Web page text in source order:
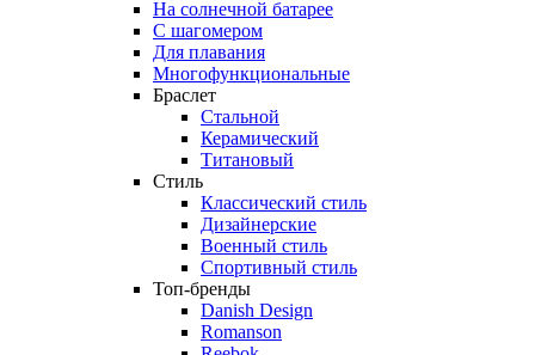
На солнечной батарее
С шагомером
Для плавания
Многофункциональные
Браслет
Стальной
Керамический
Титановый
Стиль
Классический стиль
Дизайнерские
Военный стиль
Спортивный стиль
Топ-бренды
Danish Design
Romanson